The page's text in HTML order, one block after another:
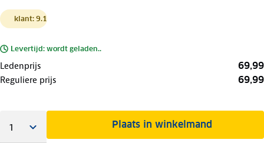
klant: 9.1
Levertijd: wordt geladen..
Ledenprijs 69,99
Reguliere prijs 69,99
Plaats in winkelmand